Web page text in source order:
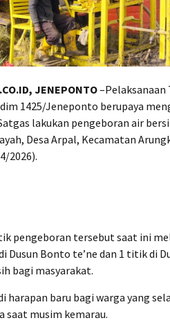
JENEPONTO–Pelaksanaan
1425/Jeneponto berupaya
lakukan pengeboran air
Desa Arpal, Kecamatan
2026).
pengeboran tersebut saat ini
Dusun Bonto te’ne dan 1 titik di
bagi masyarakat.
harapan baru bagi warga yang
musim kemarau.